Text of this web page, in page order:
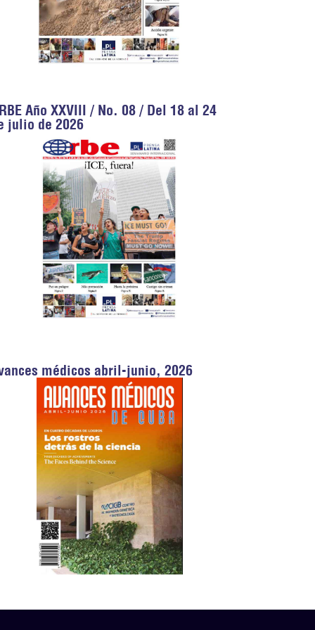
Año XXVIII / No. 08 / Del 18 al 24
julio de 2026
médicos abril-junio, 2026